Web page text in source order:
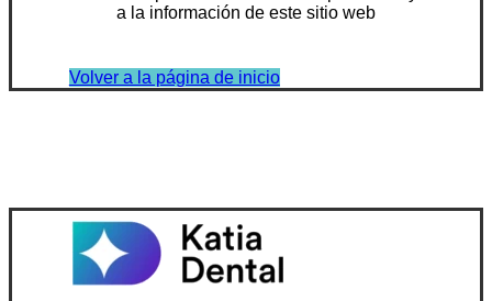
a la información de este sitio web
Volver a la página de inicio